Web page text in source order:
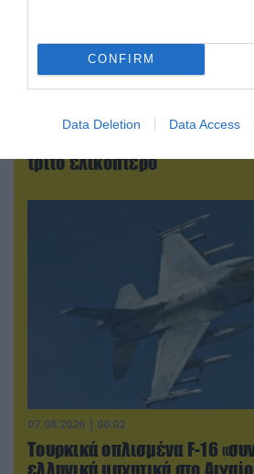
CONFIRM
Data Deletion Data Access
Ελέγχεται αμοντάριστο
τρίτο ελικόπτερο
07.08.2026 | 00:02
Τουρκικά οπλισμένα F-16
ελληνικά μαχητικά στο Αιγαίο